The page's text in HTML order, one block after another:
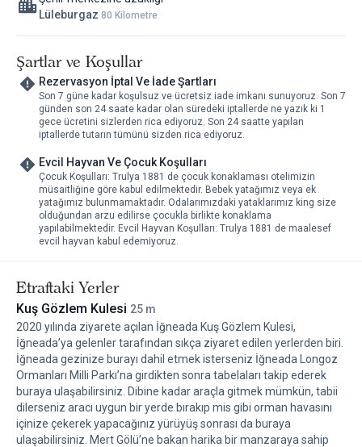
Sabah erken saatlerde Yıldız Dağları’nda doğa yürüyüşü. Nefes
Balkaya Köyü’nü geziyorum, küçük bir şelaleye rastlıyorum; çok
gür değil ama sesiyle insanın içini açıyor.
Öğleden sonra Beğendik Köyü’ne uzanıyorum, ama zaman
yetmiyor. Belki de bazı yerler eksik kalmalı, geri dönme bahanesi
olsun diye.
Dönüşte Trulya’da son bir kahve… İçimi ısıtan, geçmişi bugüne
taşıyan bir fincan.
Trulya 1881 Otel Kimler İçin Uygun?
Romantizm arayan çiftler
Tarihle, taşla, ahşapla derdi olanlar
Sessizlikle barışmak isteyen herkes
sakinliğin korunması adına anlaşılabilir bir tercih.
Yeme – İçme Önerileri
Efkan Tasmekan: Közde oğlak tandır, şömine başında bambaşka
oluyor.
Sahintepesi, İğneada: Manzarayla yarışan bir balık menüsü.
Trulya kahvaltısı: Bahçeden gelen elmalar, ev yapımı reçeller,
yöresel peynirler.
Lüleburgaz 80 Kilometre
Şartlar ve Koşullar
Rezervasyon İptal Ve İade Şartları
Son 7 güne kadar koşulsuz ve ücretsiz iade imkanı sunuyoruz. Son 7
günden son 24 saate kadar olan süredeki iptallerde ne yazık ki 1
gece ücretini sizlerden rica ediyoruz. Son 24 saatte yapılan
iptallerde tutarın tümünü sizden rica ediyoruz.
Evcil Hayvan Ve Çocuk Koşulları
Çocuk Koşulları: Trulya 1881 de çocuk konaklaması otelimizin
müsaitliğine göre kabul edilmektedir. Bebek yatağımız veya ek
yatağımız bulunmamaktadır. Odalarımızdaki yataklarımız king size
olduğundan arzu edilirse çocukla birlikte konaklama
yapılabilmektedir. Evcil Hayvan Koşulları: Trulya 1881 de maalesef
evcil hayvan kabul edemiyoruz.
Etraftaki Yerler
Kuş Gözlem Kulesi 25 m
2020 yılında ziyarete açılan İğneada Kuş Gözlem Kulesi,
İğneada’ya gelenler tarafından sıkça ziyaret edilen yerlerden biri.
İğneada gezinize burayı dahil etmek isterseniz İğneada Longoz
Ormanları Milli Parkı’na girdikten sonra tabelaları takip ederek
buraya ulaşabilirsiniz. Dibine kadar araçla gitmek mümkün, tabii
dilerseniz aracı uygun bir yerde bırakıp mis gibi orman havasını
içinize çekerek yapacağınız yürüyüş sonrası da buraya
ulaşabilirsiniz. Mert Gölü’ne bakan harika bir manzaraya sahip